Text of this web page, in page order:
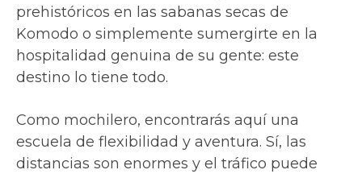
prehistóricos en las sabanas secas de
Komodo o simplemente sumergirte en la
hospitalidad genuina de su gente: este
destino lo tiene todo.
Como mochilero, encontrarás aquí una
escuela de flexibilidad y aventura. Sí, las
distancias son enormes y el tráfico puede